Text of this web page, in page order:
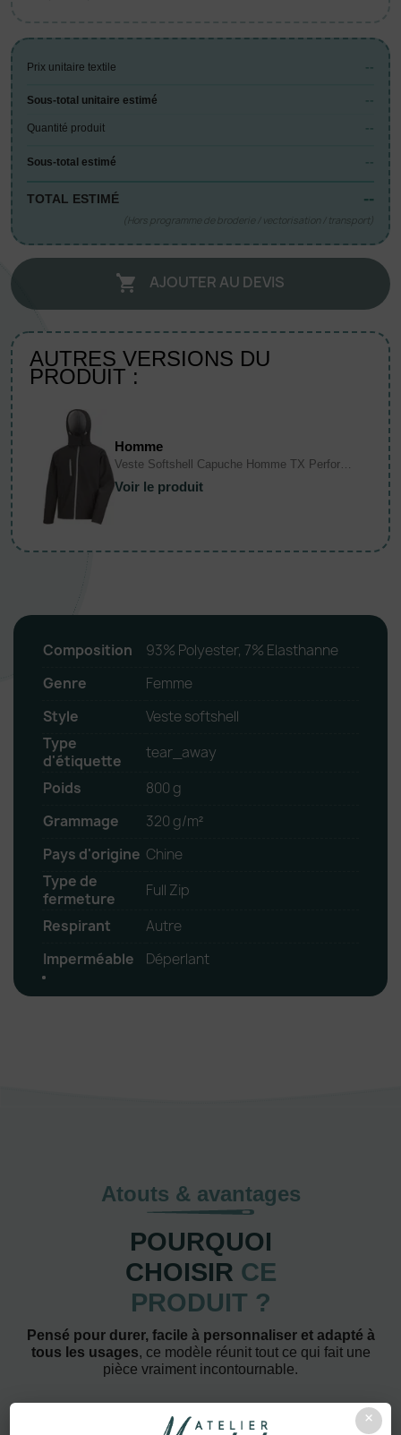
×
Prix unitaire textile --
Sous-total unitaire estimé --
Quantité produit --
Sous-total estimé --
TOTAL ESTIMÉ --
(Hors programme de broderie / vectorisation / transport)
 AJOUTER AU DEVIS
AUTRES VERSIONS DU
PRODUIT :
Homme
Voir le produit
Composition
93% Polyester, 7% Elasthanne
Genre
Femme
Style
Veste softshell
Type
d'étiquette
tear_away
Poids
800 g
Grammage
320 g/m²
Pays d'origine Chine
Type de
fermeture
Full Zip
Respirant
Autre
Imperméable
Déperlant
Atouts & avantages
POURQUOI
CHOISIR CE
PRODUIT ?
Pensé pour durer, facile à personnaliser et adapté à
tous les usages, ce modèle réunit tout ce qui fait une
pièce vraiment incontournable.